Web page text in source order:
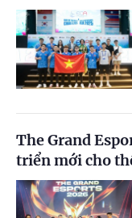
The Grand
triển mới cho